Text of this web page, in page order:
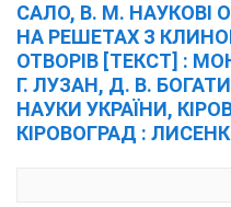
САЛО, В. М. НАУКОВІ
НА РЕШЕТАХ З
ОТВОРІВ [ТЕКСТ] :
Г. ЛУЗАН, Д. В.
НАУКИ УКРАЇНИ,
КІРОВОГРАД :